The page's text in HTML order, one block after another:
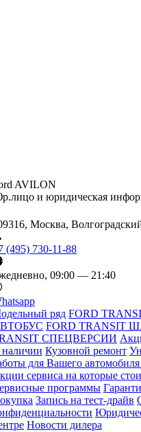
AVILON
и юридическая
Москва,
(495) 730-11-88
09:00 — 21:40
ряд FORD
FORD
СПЕЦВЕРСИИ
Кузовной ремонт
для Вашего
сервиса на которые
программы
Запись на тест-драйв
Новости дилера